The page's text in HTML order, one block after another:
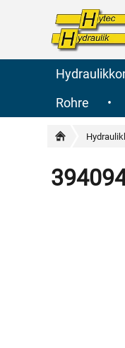
Rohre
•